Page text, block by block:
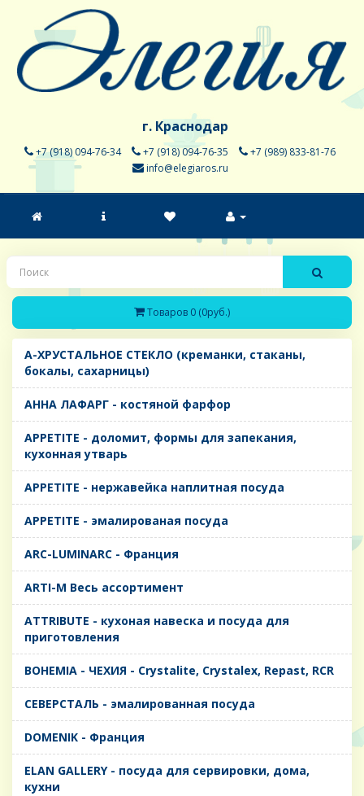
г. Краснодар
+7 (918) 094-76-34 +7 (918) 094-76-35
+7 (989) 833-81-76
info@elegiaros.ru
Товаров 0 (0руб.)
A-ХРУСТАЛЬНОЕ СТЕКЛО (креманки, стаканы,
бокалы, сахарницы)
AHHA ЛАФАРГ - костяной фарфор
APPETITE - доломит, формы для запекания,
кухонная утварь
APPETITE - нержавейка наплитная посуда
APPETITE - эмалированая посуда
ARC-LUMINARC - Франция
ARTI-M Весь ассортимент
ATTRIBUTE - кухоная навеска и посуда для
приготовления
BOHEMIA - ЧЕХИЯ - Crystalite, Crystalex, Repast, RCR
CЕВЕРСТАЛЬ - эмалированная посуда
DOMENIK - Франция
ELAN GALLERY - посуда для сервировки, дома,
кухни